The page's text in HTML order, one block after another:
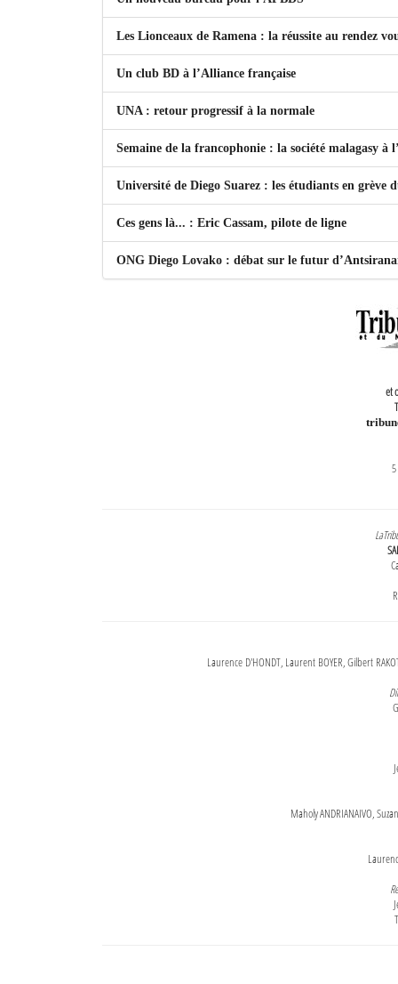
Les Lionceaux de Ramena : la réussite au rendez
Un club BD à l’Alliance française
UNA : retour progressif à la normale
Semaine de la francophonie : la société malagasy à
Université de Diego Suarez : les étudiants en grève
Ces gens là... : Eric Cassam, pilote de ligne
ONG Diego Lovako : débat sur le futur
et
Laurence D'HONDT, Laurent BOYER, Gilbert
Maholy ANDRIANAIVO,